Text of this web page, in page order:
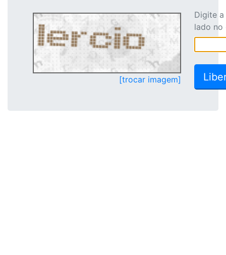
[trocar imagem]
Digite
lado no